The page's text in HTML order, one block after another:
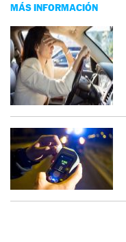
MÁS INFORMACIÓN